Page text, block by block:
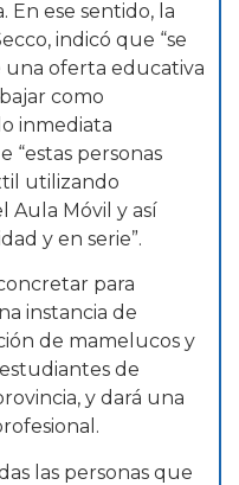
En ese sentido, la
indicó que “se
oferta educativa
como
inmediata
“estas personas
utilizando
Aula Móvil y así
y en serie”.
para
instancia de
de mamelucos y
de
y dará una
las personas que